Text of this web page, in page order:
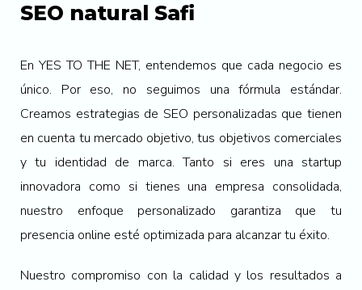
SEO natural Safi
En YES TO THE NET, entendemos que cada negocio es
único. Por eso, no seguimos una fórmula estándar.
Creamos estrategias de SEO personalizadas que tienen
en cuenta tu mercado objetivo, tus objetivos comerciales
y tu identidad de marca. Tanto si eres una startup
innovadora como si tienes una empresa consolidada,
nuestro enfoque personalizado garantiza que tu
presencia online esté optimizada para alcanzar tu éxito.
Nuestro compromiso con la calidad y los resultados a